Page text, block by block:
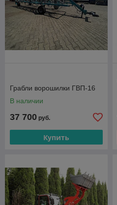
Грабли ворошилки ГВП-16
В наличии
37 700 руб.
Купить